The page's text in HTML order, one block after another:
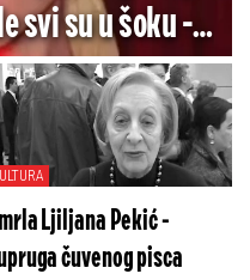
svi su u šoku -
jezivo (VIDEO)
Ljiljana Pekić -
čuvenog pisca